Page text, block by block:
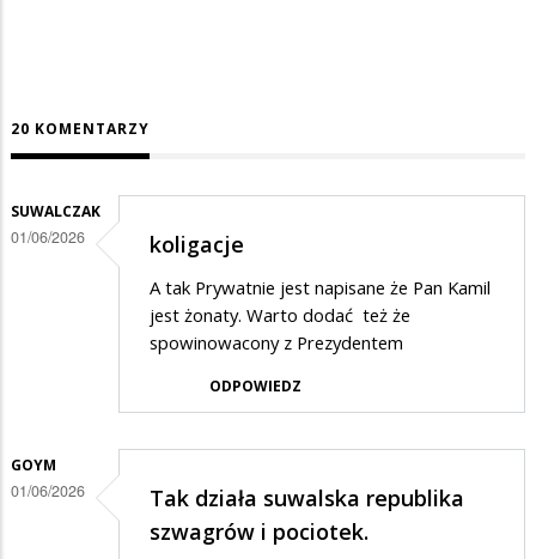
20 KOMENTARZY
SUWALCZAK
01/06/2026 koligacje
A tak Prywatnie jest napisane że Pan Kamil
jest żonaty. Warto dodać też że
spowinowacony z Prezydentem
ODPOWIEDZ
GOYM
01/06/2026
Tak działa suwalska republika
szwagrów i pociotek.